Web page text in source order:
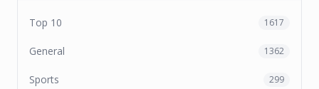
Top 10 1617
General 1362
Sports 299